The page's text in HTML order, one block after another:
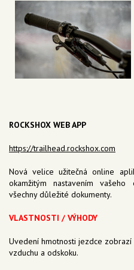
ROCKSHOX WEB APP
https://trailhead.rockshox.com
Nová velice užitečná online
okamžitým nastavením
všechny důležité dokumenty.
VLASTNOSTI / VÝHODY
Uvedení hmotnosti jezdce
vzduchu a odskoku.